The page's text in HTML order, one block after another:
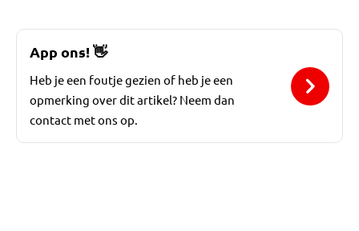
App ons!👋
Heb je een foutje gezien of heb je een
opmerking over dit artikel? Neem dan
contact met ons op.